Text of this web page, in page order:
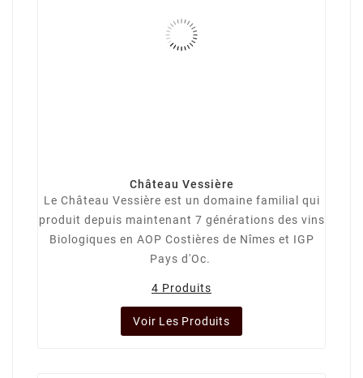
Château Vessière
Le Château Vessière est un domaine familial qui
produit depuis maintenant 7 générations des vins
Biologiques en AOP Costières de Nîmes et IGP
Pays d'Oc.
4 Produits
Voir Les Produits